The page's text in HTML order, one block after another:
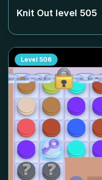
Knit Out level 505
Level 506